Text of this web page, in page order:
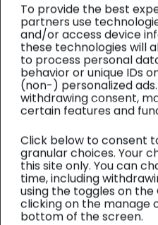
To provide the best
partners use
and/or access device
these technologies will
to process personal
behavior or unique IDs
(non-) personalized
withdrawing consent,
certain features and
Click below to consent
granular choices. Your
this site only. You can
time, including
using the toggles on the
clicking on the manage
bottom of the screen.